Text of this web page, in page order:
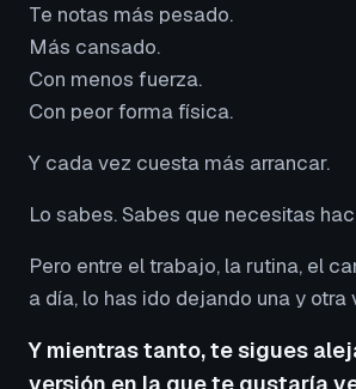
Te notas más pesado.
Más cansado.
Con menos fuerza.
Con peor forma física.
Y cada vez cuesta más arrancar.
Lo sabes. Sabes que necesitas
Pero entre el trabajo, la rutina, el
a día, lo has ido dejando una y otra
Y mientras tanto, te sigues